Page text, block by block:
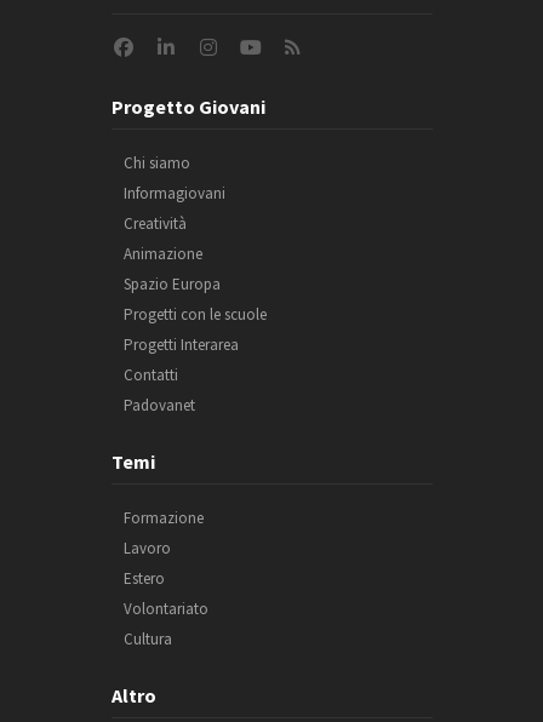
Progetto Giovani
Chi siamo
Informagiovani
Creatività
Animazione
Spazio Europa
Progetti con le scuole
Progetti Interarea
Contatti
Padovanet
Temi
Formazione
Lavoro
Estero
Volontariato
Cultura
Altro